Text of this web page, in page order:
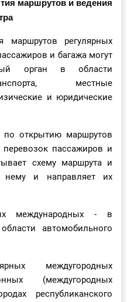
маршрутов регулярных
и багажа могут
орган в области
местные
и юридические
открытию маршрутов
пассажиров и
схему маршрута и
нему и направляет их
международных - в
автомобильного
междугородных
(междугородных
республиканского